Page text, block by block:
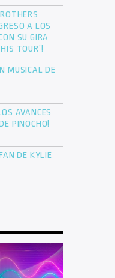
A LOS
SU GIRA
TOUR’!
MUSICAL DE
AVANCES
PINOCHO!
DE KYLIE